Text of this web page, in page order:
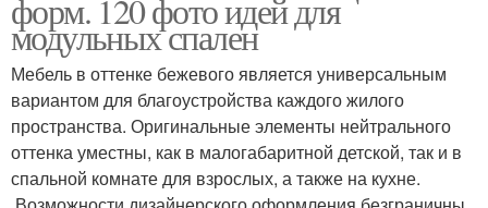
форм. 120 фото идей для
модульных спален
Мебель в оттенке бежевого является универсальным
вариантом для благоустройства каждого жилого
пространства. Оригинальные элементы нейтрального
оттенка уместны, как в малогабаритной детской, так и в
спальной комнате для взрослых, а также на кухне.